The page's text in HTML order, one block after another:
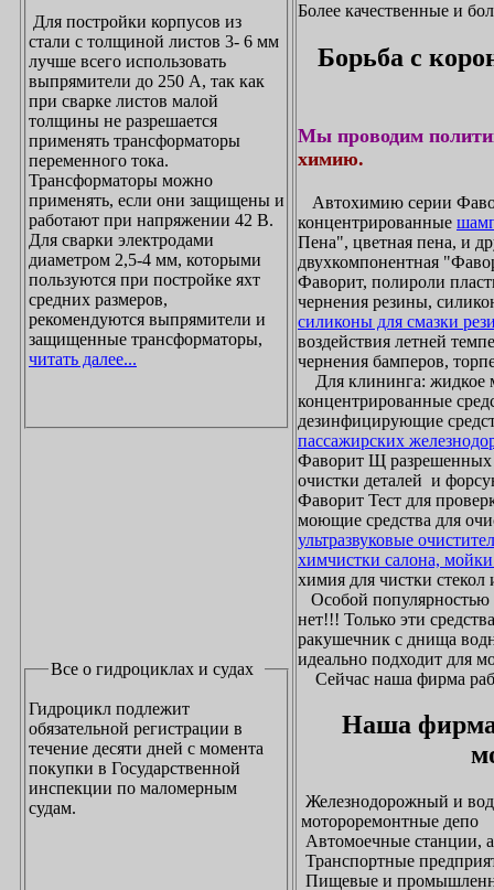
Для постройки корпусов из
стали с толщиной листов 3- 6 мм
лучше всего использовать
выпрямители до 250 А, так как
при сварке листов малой
толщины не разрешается
применять трансформаторы
переменного тока.
Трансформаторы можно
применять, если они защищены и
работают при напряжении 42 В.
Для сварки электродами
диаметром 2,5-4 мм, которыми
пользуются при постройке яхт
средних размеров,
рекомендуются выпрямители и
защищенные трансформаторы,
читать далее...
Все о гидроциклах и судах
Гидроцикл подлежит
обязательной регистрации в
течение десяти дней с момента
покупки в Государственной
инспекции по маломерным
судам.
Более качественные и
Борьба с
Мы проводим
химию.
Автохимию серии
концентрированные
Пена", цветная пена, и
двухкомпонентная
Фаворит, полироли
чернения резины,
силиконы для смазки
воздействия летней
чернения бамперов,
Для клининга: жидкое
концентрированные
дезинфицирующие
пассажирских
Фаворит Щ
очистки деталей и
Фаворит Тест для
моющие средства для
ультразвуковые
химчистки салона,
химия для чистки стекол
Особой популярностью
нет!!! Только эти
ракушечник с днища
идеально подходит для
Сейчас наша фирма
Наша фирма
Железнодорожный и
мотороремонтные депо
Автомоечные станции,
Транспортные
Пищевые и